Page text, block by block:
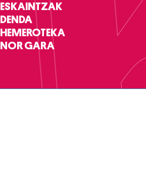
ESKAINTZAK
DENDA
HEMEROTEKA
NOR GARA